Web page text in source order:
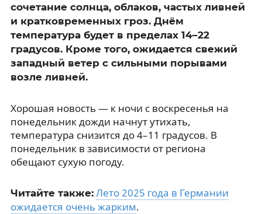
сочетание солнца, облаков, частых ливней
и кратковременных гроз. Днём
температура будет в пределах 14–22
градусов. Кроме того, ожидается свежий
западный ветер с сильными порывами
возле ливней.
Хорошая новость — к ночи с воскресенья на
понедельник дожди начнут утихать,
температура снизится до 4–11 градусов. В
понедельник в зависимости от региона
обещают сухую погоду.
Читайте также: Лето 2025 года в Германии
ожидается очень жарким.